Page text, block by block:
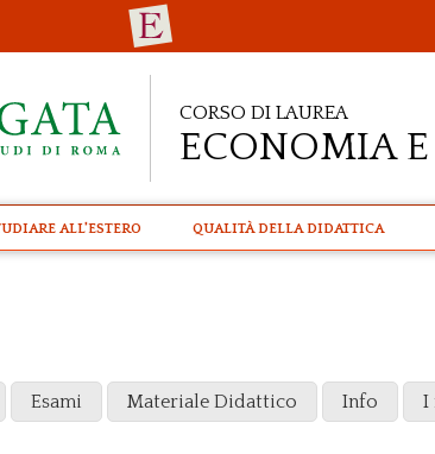
Corso di Laurea
Economia
ALL'ESTERO Qualità della didattica
Esami Materiale Didattico Info I